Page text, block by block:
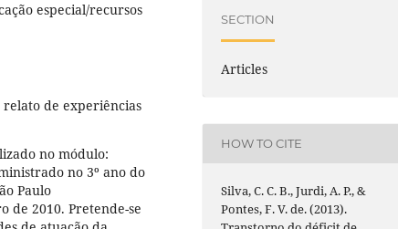
especial/recursos
de experiências
no módulo:
no 3º ano do
Paulo
de 2010. Pretende-se
SECTION
Articles
HOW TO CITE
Silva, C. C. B., Jurdi, A. P., &
Pontes, F. V. de. (2013).